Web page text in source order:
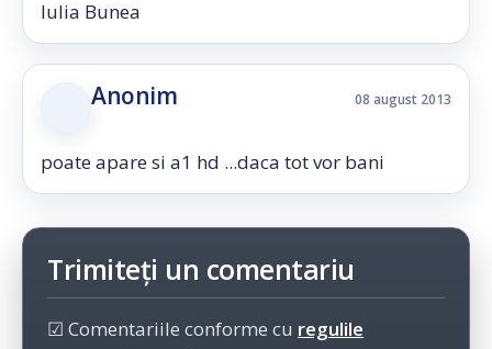
Iulia Bunea
Anonim 08 august 2013
poate apare si a1 hd ...daca tot vor bani
Trimiteți un comentariu
☑ Comentariile conforme cu regulile